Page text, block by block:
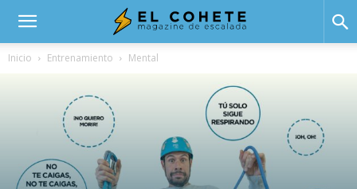
Inicio Entrenamiento Mental